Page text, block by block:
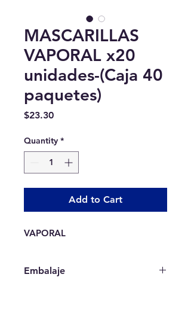
MASCARILLAS
VAPORAL x20
unidades-(Caja 40
paquetes)
$23.30Price
Quantity *
Add to Cart
VAPORAL
Embalaje